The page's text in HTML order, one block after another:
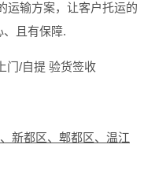
运输方案，让客户托运的
、且有保障.
门/自提 验货签收
新都区、郫都区、温江